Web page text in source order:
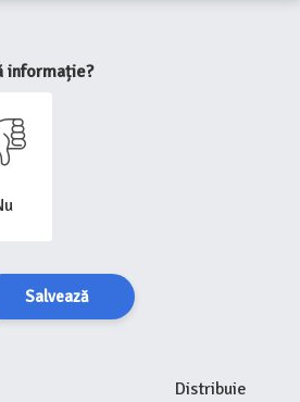
informație?
Salvează
Distribuie